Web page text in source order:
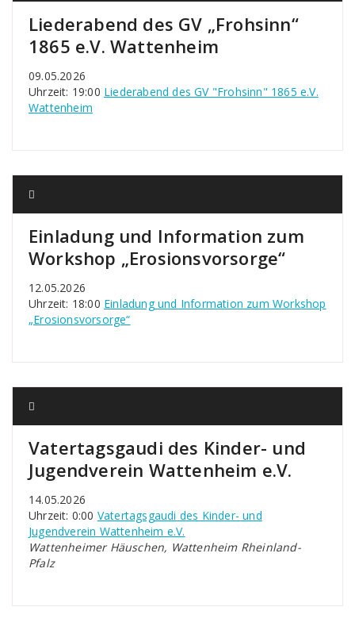
Liederabend des GV „Frohsinn“
1865 e.V. Wattenheim
09.05.2026
Uhrzeit: 19:00 Liederabend des GV "Frohsinn" 1865 e.V.
Wattenheim
Einladung und Information zum
Workshop „Erosionsvorsorge“
12.05.2026
Uhrzeit: 18:00 Einladung und Information zum Workshop
„Erosionsvorsorge“
Vatertagsgaudi des Kinder- und
Jugendverein Wattenheim e.V.
14.05.2026
Uhrzeit: 0:00 Vatertagsgaudi des Kinder- und
Jugendverein Wattenheim e.V.
Wattenheimer Häuschen, Wattenheim Rheinland-
Pfalz